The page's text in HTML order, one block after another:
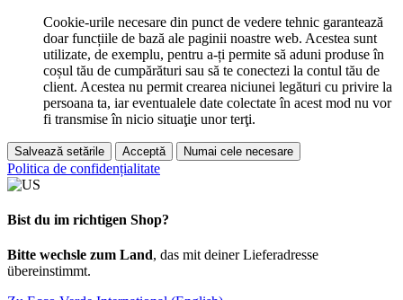
Cookie-urile necesare din punct de vedere tehnic garantează
doar funcțiile de bază ale paginii noastre web. Acestea sunt
utilizate, de exemplu, pentru a-ți permite să aduni produse în
coșul tău de cumpărături sau să te conectezi la contul tău de
client. Acestea nu permit crearea niciunei legături cu privire la
persoana ta, iar eventualele date colectate în acest mod nu vor
fi transmise în nicio situaţie unor terţi.
Salvează setările Acceptă Numai cele necesare
Politica de confidențialitate
Bist du im richtigen Shop?
Bitte wechsle zum Land, das mit deiner Lieferadresse
übereinstimmt.